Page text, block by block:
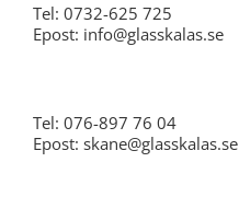
Tel: 0732-625 725
Epost: info@glasskalas.se
Tel: 076-897 76 04
Epost: skane@glasskalas.se